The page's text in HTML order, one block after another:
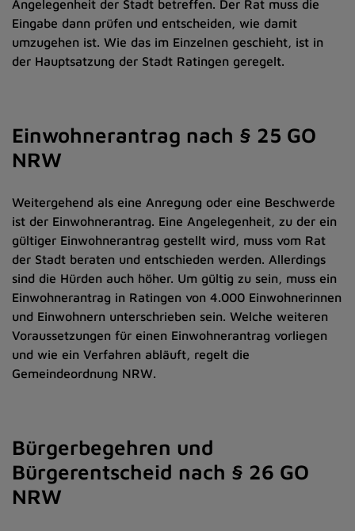
Angelegenheit der Stadt betreffen. Der Rat muss die
Eingabe dann prüfen und entscheiden, wie damit
umzugehen ist. Wie das im Einzelnen geschieht, ist in
der Hauptsatzung der Stadt Ratingen geregelt.
Einwohnerantrag nach § 25 GO
NRW
Weitergehend als eine Anregung oder eine Beschwerde
ist der Einwohnerantrag. Eine Angelegenheit, zu der ein
gültiger Einwohnerantrag gestellt wird, muss vom Rat
der Stadt beraten und entschieden werden. Allerdings
sind die Hürden auch höher. Um gültig zu sein, muss ein
Einwohnerantrag in Ratingen von 4.000 Einwohnerinnen
und Einwohnern unterschrieben sein. Welche weiteren
Voraussetzungen für einen Einwohnerantrag vorliegen
und wie ein Verfahren abläuft, regelt die
Gemeindeordnung NRW.
Bürgerbegehren und
Bürgerentscheid nach § 26 GO
NRW